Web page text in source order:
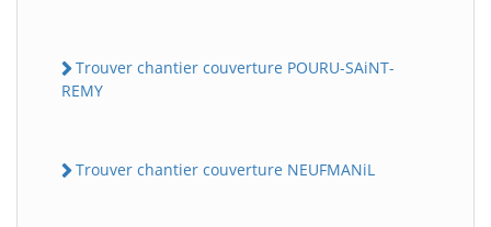
Trouver chantier couverture POURU-SAiNT-
REMY
Trouver chantier couverture NEUFMANiL